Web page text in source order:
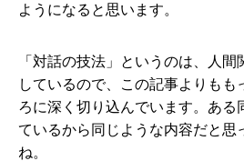
ようになると思います。
「対話の技法」というのは、人
しているので、この記事よりもも
ろに深く切り込んでいます。ある
ているから同じような内容だと思
ね。